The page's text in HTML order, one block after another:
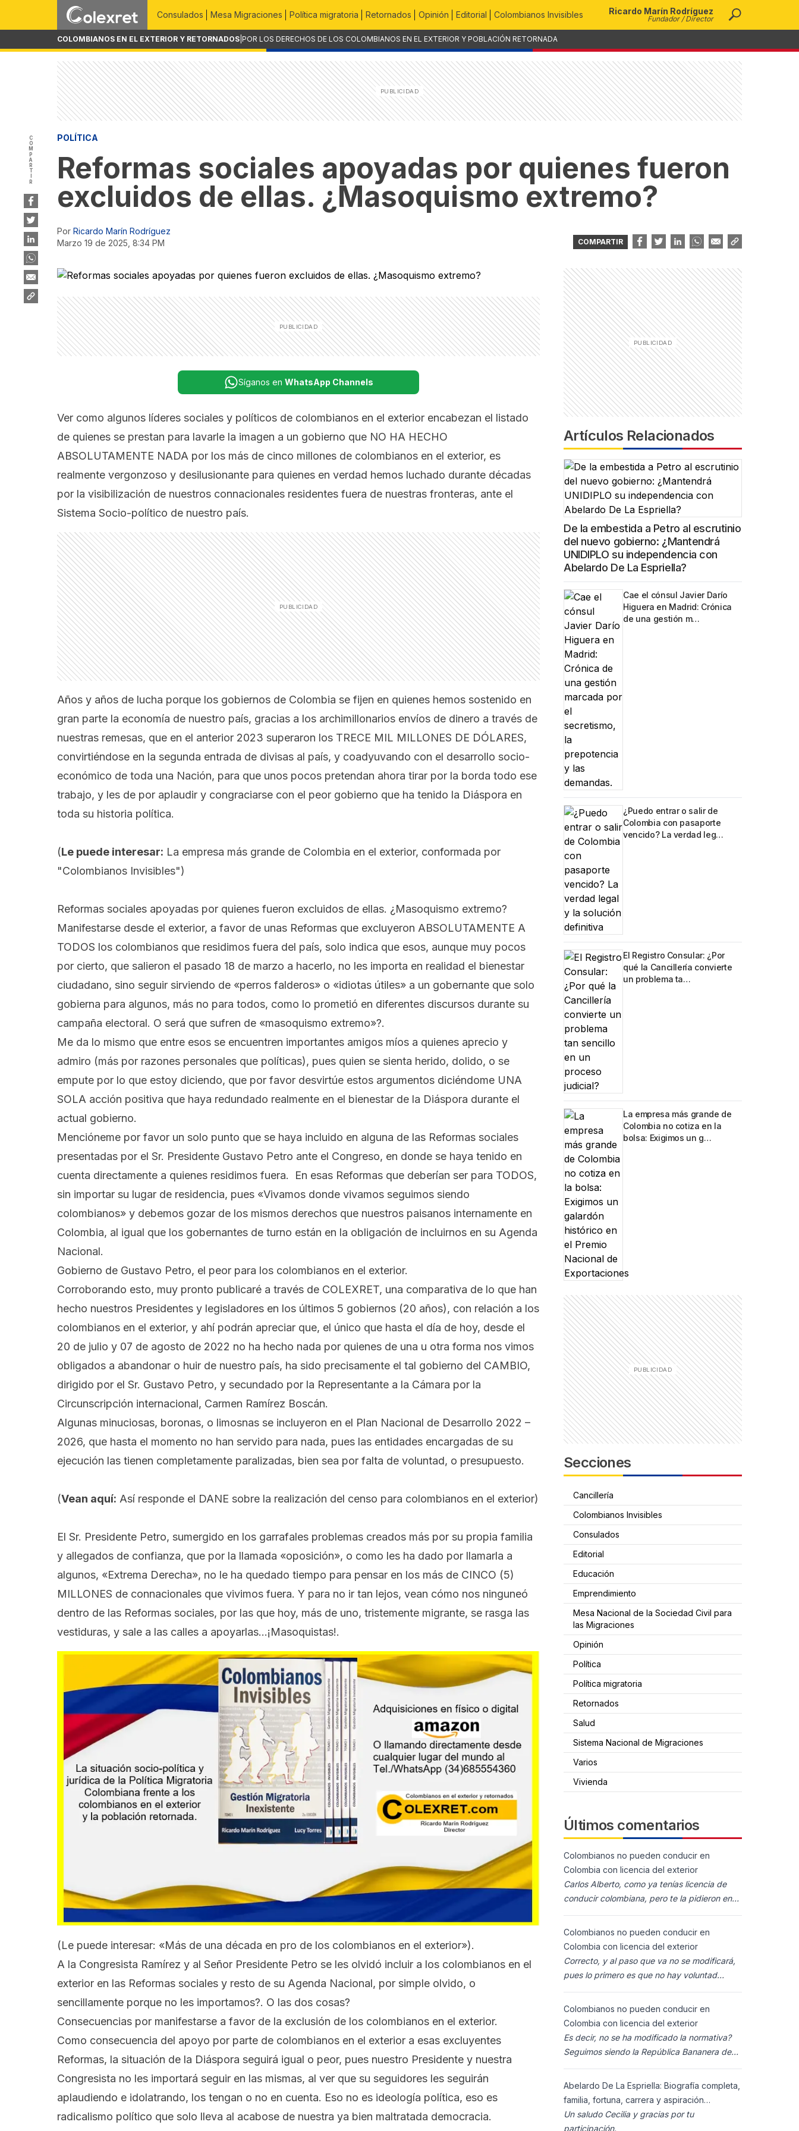
Consulados Mesa Migraciones Política migratoria Retornados Opinión Editorial Colombianos Invisibles Ricardo Marín Rodríguez
Fundador / Director
COLOMBIANOS EN EL EXTERIOR Y RETORNADOS POR LOS DERECHOS DE LOS COLOMBIANOS EN EL EXTERIOR Y POBLACIÓN RETORNADA
COMPARTIR POLÍTICA
Reformas sociales apoyadas por quienes fueron
excluidos de ellas. ¿Masoquismo extremo?
Por Ricardo Marín Rodríguez
marzo 19 de 2025, 8:34 PM
COMPARTIR
Síganos en WhatsApp Channels
Ver como algunos líderes sociales y políticos de colombianos en el exterior encabezan el listado
de quienes se prestan para lavarle la imagen a un gobierno que NO HA HECHO
ABSOLUTAMENTE NADA por los más de cinco millones de colombianos en el exterior, es
realmente vergonzoso y desilusionante para quienes en verdad hemos luchado durante décadas
por la visibilización de nuestros connacionales residentes fuera de nuestras fronteras, ante el
Sistema Socio-político de nuestro país.
Años y años de lucha porque los gobiernos de Colombia se fijen en quienes hemos sostenido en
gran parte la economía de nuestro país, gracias a los archimillonarios envíos de dinero a través de
nuestras remesas, que en el anterior 2023 superaron los TRECE MIL MILLONES DE DÓLARES,
convirtiéndose en la segunda entrada de divisas al país, y coadyuvando con el desarrollo socio-
económico de toda una Nación, para que unos pocos pretendan ahora tirar por la borda todo ese
trabajo, y les de por aplaudir y congraciarse con el peor gobierno que ha tenido la Diáspora en
toda su historia política.
(Le puede interesar: La empresa más grande de Colombia en el exterior, conformada por
"Colombianos Invisibles")
Reformas sociales apoyadas por quienes fueron excluidos de ellas. ¿Masoquismo extremo?
Manifestarse desde el exterior, a favor de unas Reformas que excluyeron ABSOLUTAMENTE A
TODOS los colombianos que residimos fuera del país, solo indica que esos, aunque muy pocos
por cierto, que salieron el pasado 18 de marzo a hacerlo, no les importa en realidad el bienestar
ciudadano, sino seguir sirviendo de «perros falderos» o «idiotas útiles» a un gobernante que solo
gobierna para algunos, más no para todos, como lo prometió en diferentes discursos durante su
campaña electoral. O será que sufren de «masoquismo extremo»?.
Me da lo mismo que entre esos se encuentren importantes amigos míos a quienes aprecio y
admiro (más por razones personales que políticas), pues quien se sienta herido, dolido, o se
empute por lo que estoy diciendo, que por favor desvirtúe estos argumentos diciéndome UNA
SOLA acción positiva que haya redundado realmente en el bienestar de la Diáspora durante el
actual gobierno.
Mencióneme por favor un solo punto que se haya incluido en alguna de las Reformas sociales
presentadas por el Sr. Presidente Gustavo Petro ante el Congreso, en donde se haya tenido en
cuenta directamente a quienes residimos fuera. En esas Reformas que deberían ser para TODOS,
sin importar su lugar de residencia, pues «Vivamos donde vivamos seguimos siendo
colombianos» y debemos gozar de los mismos derechos que nuestros paisanos internamente en
Colombia, al igual que los gobernantes de turno están en la obligación de incluirnos en su Agenda
Nacional.
Gobierno de Gustavo Petro, el peor para los colombianos en el exterior.
Corroborando esto, muy pronto publicaré a través de COLEXRET, una comparativa de lo que han
hecho nuestros Presidentes y legisladores en los últimos 5 gobiernos (20 años), con relación a los
colombianos en el exterior, y ahí podrán apreciar que, el único que hasta el día de hoy, desde el
20 de julio y 07 de agosto de 2022 no ha hecho nada por quienes de una u otra forma nos vimos
obligados a abandonar o huir de nuestro país, ha sido precisamente el tal gobierno del CAMBIO,
dirigido por el Sr. Gustavo Petro, y secundado por la Representante a la Cámara por la
Circunscripción internacional, Carmen Ramírez Boscán.
Algunas minuciosas, boronas, o limosnas se incluyeron en el Plan Nacional de Desarrollo 2022 –
2026, que hasta el momento no han servido para nada, pues las entidades encargadas de su
ejecución las tienen completamente paralizadas, bien sea por falta de voluntad, o presupuesto.
(Vean aquí: Así responde el DANE sobre la realización del censo para colombianos en el exterior)
El Sr. Presidente Petro, sumergido en los garrafales problemas creados más por su propia familia
y allegados de confianza, que por la llamada «oposición», o como les ha dado por llamarla a
algunos, «Extrema Derecha», no le ha quedado tiempo para pensar en los más de CINCO (5)
MILLONES de connacionales que vivimos fuera. Y para no ir tan lejos, vean cómo nos ninguneó
dentro de las Reformas sociales, por las que hoy, más de uno, tristemente migrante, se rasga las
vestiduras, y sale a las calles a apoyarlas…¡Masoquistas!.
(Le puede interesar: «Más de una década en pro de los colombianos en el exterior»).
A la Congresista Ramírez y al Señor Presidente Petro se les olvidó incluir a los colombianos en el
exterior en las Reformas sociales y resto de su Agenda Nacional, por simple olvido, o
sencillamente porque no les importamos?. O las dos cosas?
Consecuencias por manifestarse a favor de la exclusión de los colombianos en el exterior.
Como consecuencia del apoyo por parte de colombianos en el exterior a esas excluyentes
Reformas, la situación de la Diáspora seguirá igual o peor, pues nuestro Presidente y nuestra
Congresista no les importará seguir en las mismas, al ver que su seguidores les seguirán
aplaudiendo e idolatrando, los tengan o no en cuenta. Eso no es ideología política, eso es
radicalismo político que solo lleva al acabose de nuestra ya bien maltratada democracia.
Artículos Relacionados
De la embestida a Petro al escrutinio
del nuevo gobierno: ¿Mantendrá
UNIDIPLO su independencia con
Abelardo De La Espriella?
Cae el cónsul Javier Darío
Higuera en Madrid: Crónica
de una gestión m…
¿Puedo entrar o salir de
Colombia con pasaporte
vencido? La verdad leg…
El Registro Consular: ¿Por
qué la Cancillería convierte
un problema ta…
La empresa más grande de
Colombia no cotiza en la
bolsa: Exigimos un g…
Secciones
Cancillería
Colombianos Invisibles
Consulados
Editorial
Educación
Emprendimiento
Mesa Nacional de la Sociedad Civil para
las Migraciones
Opinión
Política
Política migratoria
Retornados
Salud
Sistema Nacional de Migraciones
Varios
Vivienda
Últimos comentarios
Colombianos no pueden conducir en
Colombia con licencia del exterior
Carlos Alberto, como ya tenías licencia de
conducir colombiana, pero te la pidieron en
Colombia (s
Colombianos no pueden conducir en
Colombia con licencia del exterior
Correcto, y al paso que va no se modificará,
pues lo primero es que no hay voluntad
ciudadanos n
Colombianos no pueden conducir en
Colombia con licencia del exterior
Es decir, no se ha modificado la normativa?
Seguimos siendo la República Bananera de
Abelardo De La Espriella: Biografía completa,
familia, fortuna, carrera y aspiración
presidencial 2026.
Un saludo Cecilia y gracias por tu
participación.